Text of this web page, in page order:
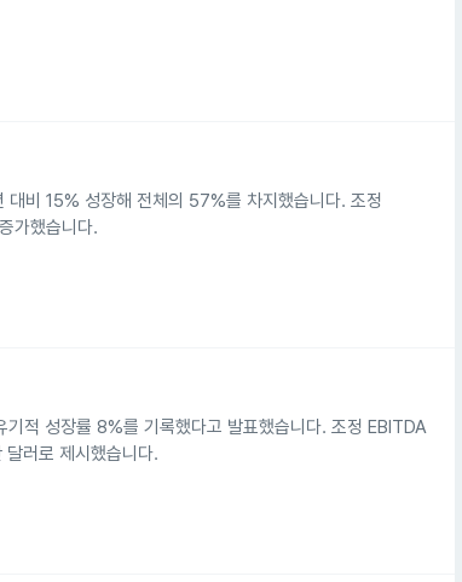
비 15% 성장해 전체의 57%를 차지했습니다. 조정
가했습니다.
적 성장률 8%를 기록했다고 발표했습니다. 조정 EBITDA
러로 제시했습니다.